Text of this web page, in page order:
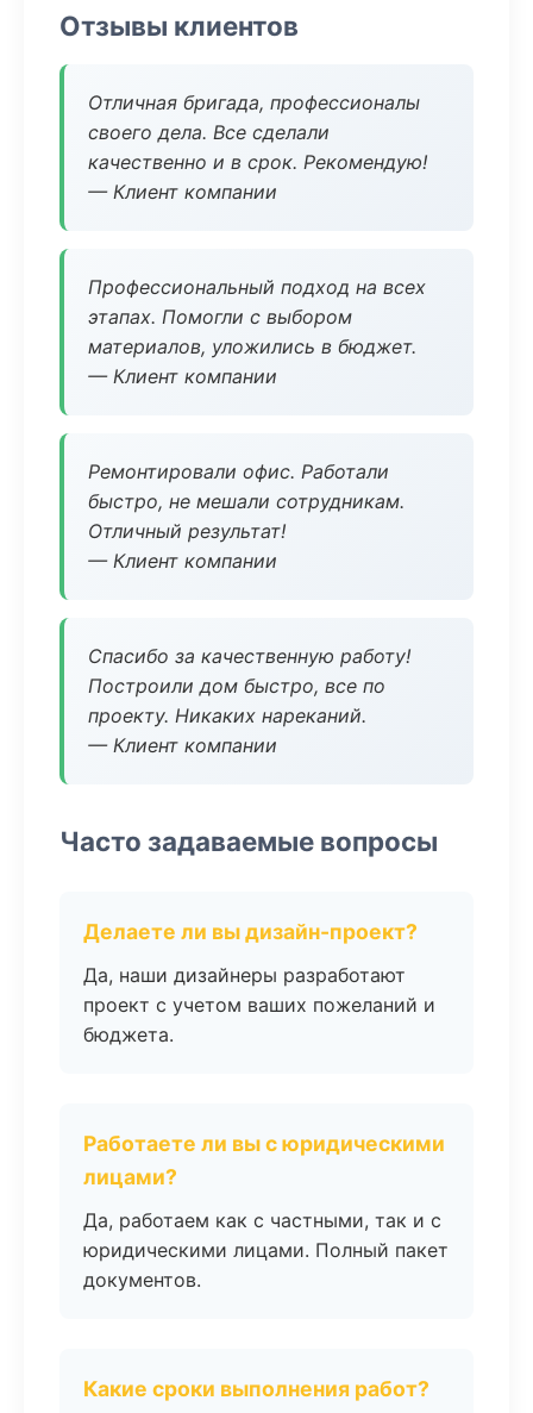
Отзывы клиентов
Отличная бригада, профессионалы
своего дела. Все сделали
качественно и в срок. Рекомендую!
— Клиент компании
Профессиональный подход на всех
этапах. Помогли с выбором
материалов, уложились в бюджет.
— Клиент компании
Ремонтировали офис. Работали
быстро, не мешали сотрудникам.
Отличный результат!
— Клиент компании
Спасибо за качественную работу!
Построили дом быстро, все по
проекту. Никаких нареканий.
— Клиент компании
Часто задаваемые вопросы
Делаете ли вы дизайн-проект?
Да, наши дизайнеры разработают
проект с учетом ваших пожеланий и
бюджета.
Работаете ли вы с юридическими
лицами?
Да, работаем как с частными, так и с
юридическими лицами. Полный пакет
документов.
Какие сроки выполнения работ?